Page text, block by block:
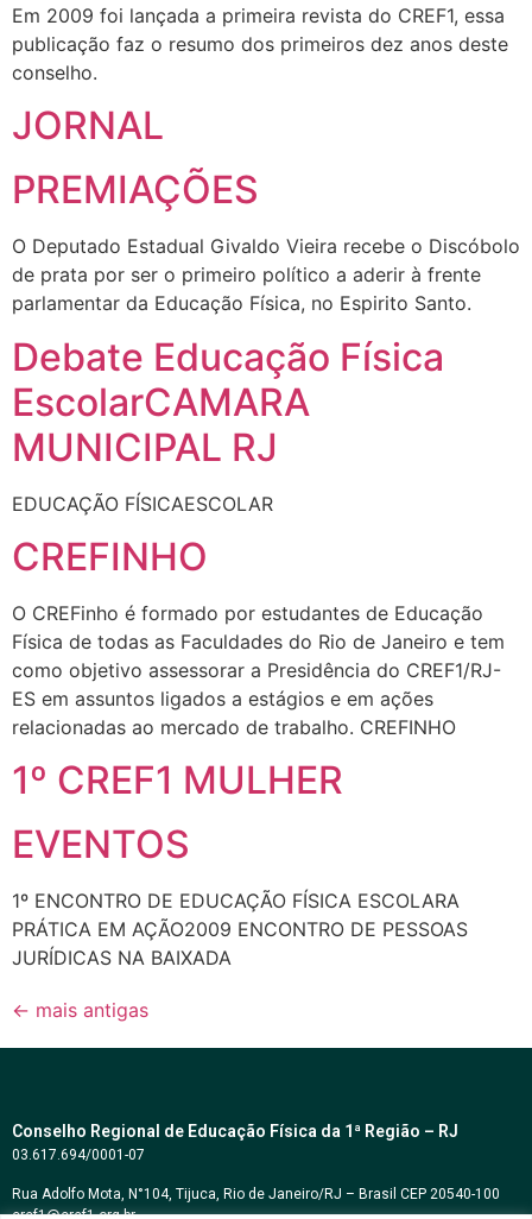
Em 2009 foi lançada a primeira revista do CREF1, essa
publicação faz o resumo dos primeiros dez anos deste
conselho.
JORNAL
PREMIAÇÕES
O Deputado Estadual Givaldo Vieira recebe o Discóbolo
de prata por ser o primeiro político a aderir à frente
parlamentar da Educação Física, no Espirito Santo.
Debate Educação Física
EscolarCAMARA
MUNICIPAL RJ
EDUCAÇÃO FÍSICAESCOLAR
CREFINHO
O CREFinho é formado por estudantes de Educação
Física de todas as Faculdades do Rio de Janeiro e tem
como objetivo assessorar a Presidência do CREF1/RJ-
ES em assuntos ligados a estágios e em ações
relacionadas ao mercado de trabalho. CREFINHO
1º CREF1 MULHER
EVENTOS
1º ENCONTRO DE EDUCAÇÃO FÍSICA ESCOLARA
PRÁTICA EM AÇÃO2009 ENCONTRO DE PESSOAS
JURÍDICAS NA BAIXADA
← mais antigas
Conselho Regional de Educação Física da 1ª Região – RJ
03.617.694/0001-07
Rua Adolfo Mota, N°104, Tijuca, Rio de Janeiro/RJ – Brasil CEP 20540-100
cref1@cref1.org.br